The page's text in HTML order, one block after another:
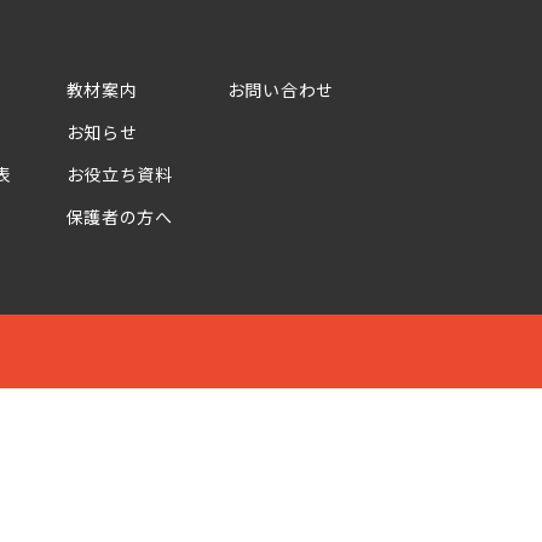
教材案内
お知らせ
お役立ち資料
保護者の方へ
お問い合わせ